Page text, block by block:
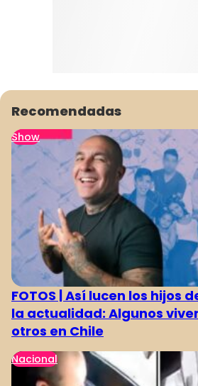
Recomendadas
Show
FOTOS | Así lucen los hijos
la actualidad: Algunos
otros en Chile
Nacional